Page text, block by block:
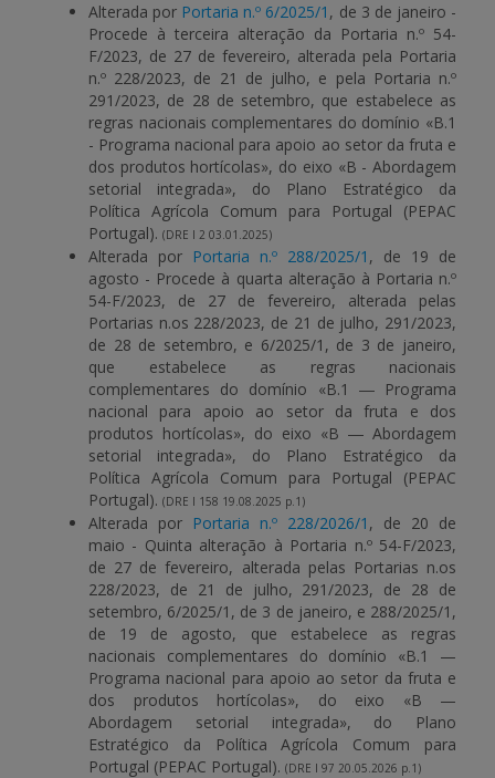
Alterada por Portaria n.º 6/2025/1 , de 3 de janeiro -
Procede à terceira alteração da Portaria n.º 54-
F/2023, de 27 de fevereiro, alterada pela Portaria
n.º 228/2023, de 21 de julho, e pela Portaria n.º
291/2023, de 28 de setembro, que estabelece as
regras nacionais complementares do domínio «B.1
- Programa nacional para apoio ao setor da fruta e
dos produtos hortícolas», do eixo «B - Abordagem
setorial integrada», do Plano Estratégico da
Política Agrícola Comum para Portugal (PEPAC
Portugal). (DRE I 2 03.01.2025)
Alterada por Portaria n.º 288/2025/1 , de 19 de
agosto - Procede à quarta alteração à Portaria n.º
54-F/2023, de 27 de fevereiro, alterada pelas
Portarias n.os 228/2023, de 21 de julho, 291/2023,
de 28 de setembro, e 6/2025/1, de 3 de janeiro,
que estabelece as regras nacionais
complementares do domínio «B.1 ― Programa
nacional para apoio ao setor da fruta e dos
produtos hortícolas», do eixo «B ― Abordagem
setorial integrada», do Plano Estratégico da
Política Agrícola Comum para Portugal (PEPAC
Portugal). (DRE I 158 19.08.2025 p.1)
Alterada por Portaria n.º 228/2026/1 , de 20 de
maio - Quinta alteração à Portaria n.º 54-F/2023,
de 27 de fevereiro, alterada pelas Portarias n.os
228/2023, de 21 de julho, 291/2023, de 28 de
setembro, 6/2025/1, de 3 de janeiro, e 288/2025/1,
de 19 de agosto, que estabelece as regras
nacionais complementares do domínio «B.1 —
Programa nacional para apoio ao setor da fruta e
dos produtos hortícolas», do eixo «B —
Abordagem setorial integrada», do Plano
Estratégico da Política Agrícola Comum para
Portugal (PEPAC Portugal). (DRE I 97 20.05.2026 p.1)